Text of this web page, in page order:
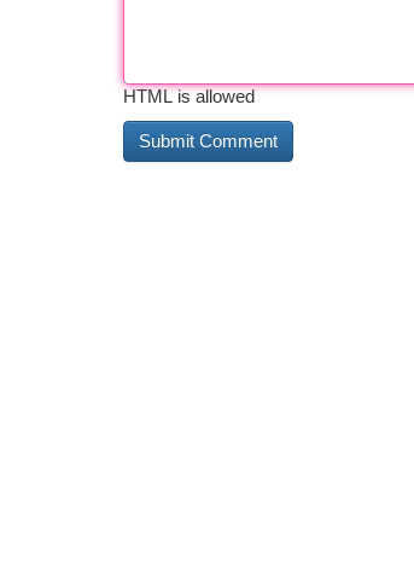
HTML is allowed